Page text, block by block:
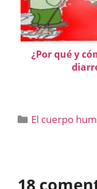
¿Por qué y
Categorías
El cuerpo
18